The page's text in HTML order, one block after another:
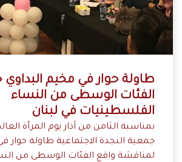
طاولة حوار في مخيم
الفئات الوسطى من النساء
الفلسطينيات في لبنان
بمناسبة الثامن من آذار يوم المرأة
جمعية النجدة الاجتماعية طاولة حوار
لمناقشة واقع الفئات الوسطى من